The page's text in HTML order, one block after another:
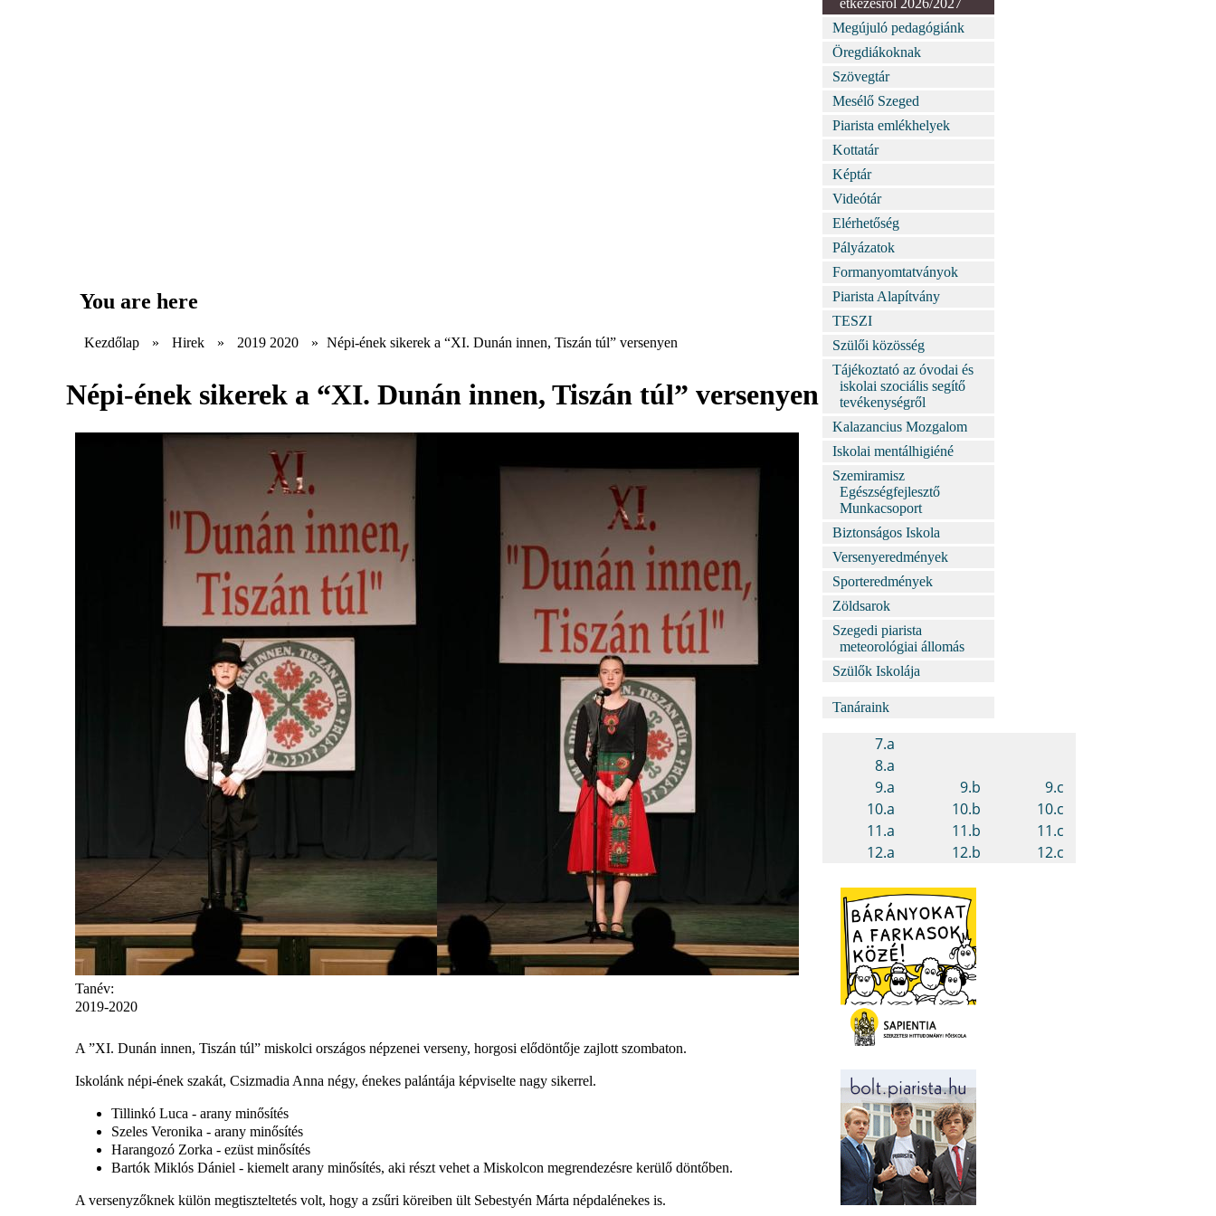
You are here
Kezdőlap » Hirek » 2019 2020 » Népi-ének sikerek a “XI. Dunán innen, Tiszán túl” versenyen
Népi-ének sikerek a “XI. Dunán innen, Tiszán túl” versenyen
Tanév:
2019-2020
A ”XI. Dunán innen, Tiszán túl” miskolci országos népzenei verseny, horgosi elődöntője zajlott szombaton.
Iskolánk népi-ének szakát, Csizmadia Anna négy, énekes palántája képviselte nagy sikerrel.
Tillinkó Luca - arany minősítés
Szeles Veronika - arany minősítés
Harangozó Zorka - ezüst minősítés
Bartók Miklós Dániel - kiemelt arany minősítés, aki részt vehet a Miskolcon megrendezésre kerülő döntőben.
A versenyzőknek külön megtiszteltetés volt, hogy a zsűri köreiben ült Sebestyén Márta népdalénekes is.
étkezésről 2026/2027
Megújuló pedagógiánk
Öregdiákoknak
Szövegtár
Mesélő Szeged
Piarista emlékhelyek
Kottatár
Képtár
Videótár
Elérhetőség
Pályázatok
Formanyomtatványok
Piarista Alapítvány
TESZI
Szülői közösség
Tájékoztató az óvodai és
iskolai szociális segítő
tevékenységről
Kalazancius Mozgalom
Iskolai mentálhigiéné
Szemiramisz
Egészségfejlesztő
Munkacsoport
Biztonságos Iskola
Versenyeredmények
Sporteredmények
Zöldsarok
Szegedi piarista
meteorológiai állomás
Szülők Iskolája
Tanáraink